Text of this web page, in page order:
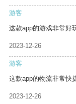
游客
这款app的游戏非常好
2023-12-26
游客
这款app的物流非常快
2023-12-26